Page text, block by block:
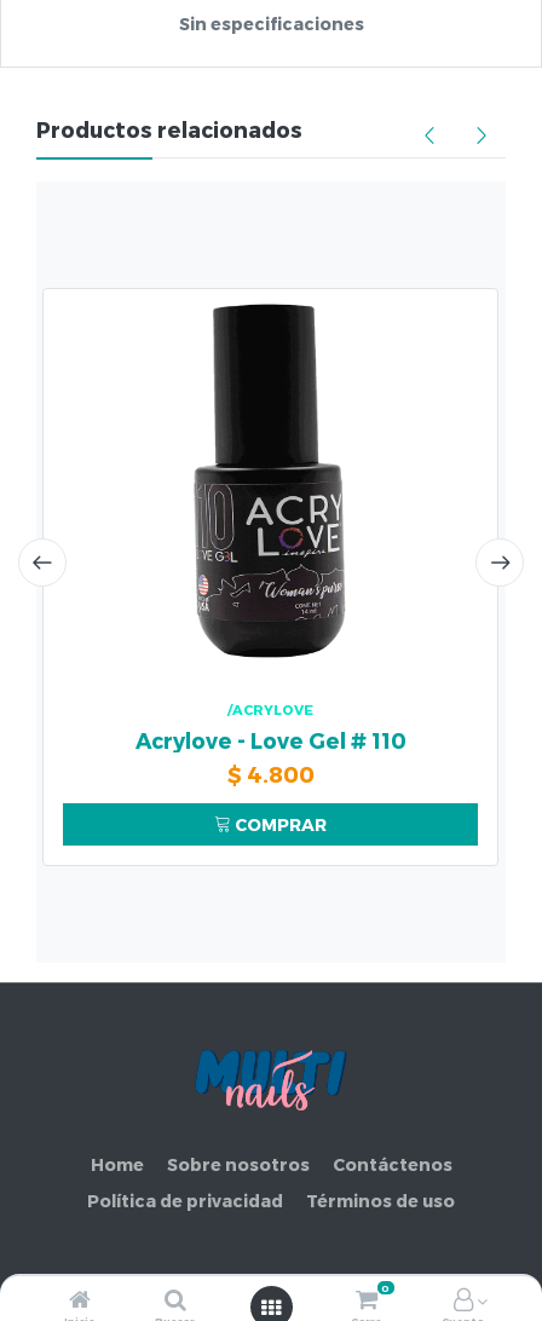
0
Sin especificaciones
Productos relacionados
/ACRYLOVE
Acrylove - Love Gel # 110
$ 4.800
COMPRAR
Home Sobre nosotros
Contáctenos
Política de privacidad
Términos de uso
Copyright ©COMERCIAL MAKEMORE LIMITADA